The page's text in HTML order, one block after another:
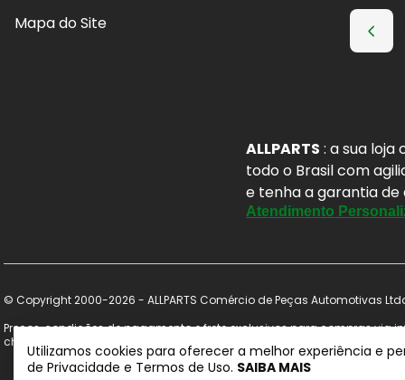
Mapa do Site
ALLPARTS : a sua
todo o Brasil com
e tenha a garantia de
Atendimento
© Copyright 2000-2026 - ALLPARTS Comércio de Peças Automotivas
Preços, condições de pagamento e frete exclusivos para compras via
checkout. Certifique-se de revisar o seu carrinho para obter o preço
Utilizamos cookies para oferecer a melhor experiência e
de Privacidade e Termos de Uso. SAIBA MAIS